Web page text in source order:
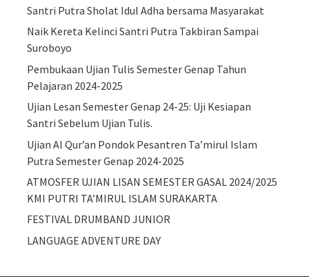
Santri Putra Sholat Idul Adha bersama Masyarakat
Naik Kereta Kelinci Santri Putra Takbiran Sampai
Suroboyo
Pembukaan Ujian Tulis Semester Genap Tahun
Pelajaran 2024-2025
Ujian Lesan Semester Genap 24-25: Uji Kesiapan
Santri Sebelum Ujian Tulis.
Ujian Al Qur’an Pondok Pesantren Ta’mirul Islam
Putra Semester Genap 2024-2025
ATMOSFER UJIAN LISAN SEMESTER GASAL 2024/2025
KMI PUTRI TA’MIRUL ISLAM SURAKARTA
FESTIVAL DRUMBAND JUNIOR
LANGUAGE ADVENTURE DAY